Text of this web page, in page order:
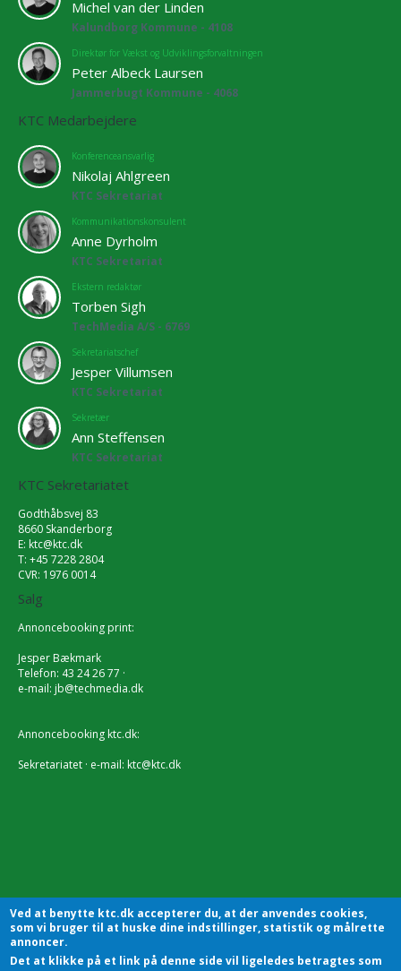
Michel van der Linden
Kalundborg Kommune - 4108
Direktør for Vækst og Udviklingsforvaltningen
Peter Albeck Laursen
Jammerbugt Kommune - 4068
KTC Medarbejdere
Konferenceansvarlig
Nikolaj Ahlgreen
KTC Sekretariat
Kommunikationskonsulent
Anne Dyrholm
KTC Sekretariat
Ekstern redaktør
Torben Sigh
TechMedia A/S - 6769
Sekretariatschef
Jesper Villumsen
KTC Sekretariat
Sekretær
Ann Steffensen
KTC Sekretariat
KTC Sekretariatet
Godthåbsvej 83
8660 Skanderborg
E: ktc@ktc.dk
T: +45 7228 2804
CVR: 1976 0014
Salg
Annoncebooking print:
Jesper Bækmark
Telefon: 43 24 26 77 ·
e-mail: jb@techmedia.dk
Annoncebooking ktc.dk:
Sekretariatet · e-mail: ktc@ktc.dk
Ved at benytte ktc.dk accepterer du, at der anvendes cookies,
som vi bruger til at huske dine indstillinger, statistik og målrette
annoncer.
Det at klikke på et link på denne side vil ligeledes betragtes som